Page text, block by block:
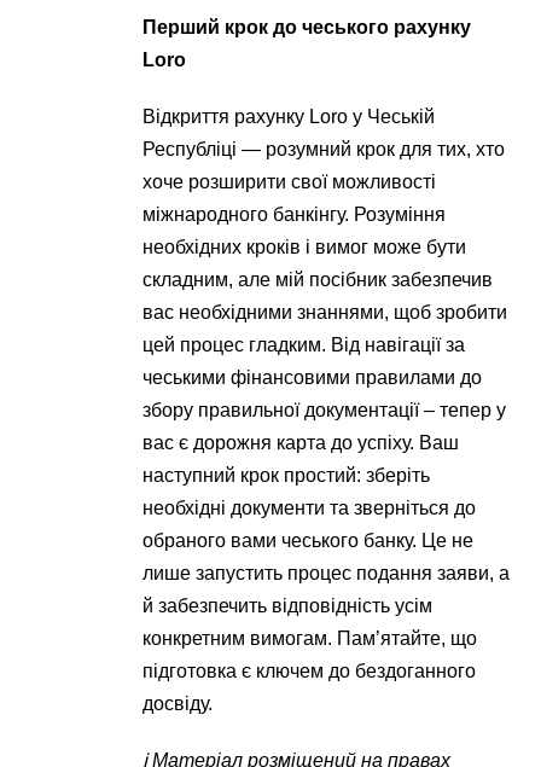
Перший крок до чеського рахунку
Loro
Відкриття рахунку Loro у Чеській
Республіці — розумний крок для тих, хто
хоче розширити свої можливості
міжнародного банкінгу. Розуміння
необхідних кроків і вимог може бути
складним, але мій посібник забезпечив
вас необхідними знаннями, щоб зробити
цей процес гладким. Від навігації за
чеськими фінансовими правилами до
збору правильної документації – тепер у
вас є дорожня карта до успіху. Ваш
наступний крок простий: зберіть
необхідні документи та зверніться до
обраного вами чеського банку. Це не
лише запустить процес подання заяви, а
й забезпечить відповідність усім
конкретним вимогам. Пам’ятайте, що
підготовка є ключем до бездоганного
досвіду.
ℹ️ Матеріал розміщений на правах